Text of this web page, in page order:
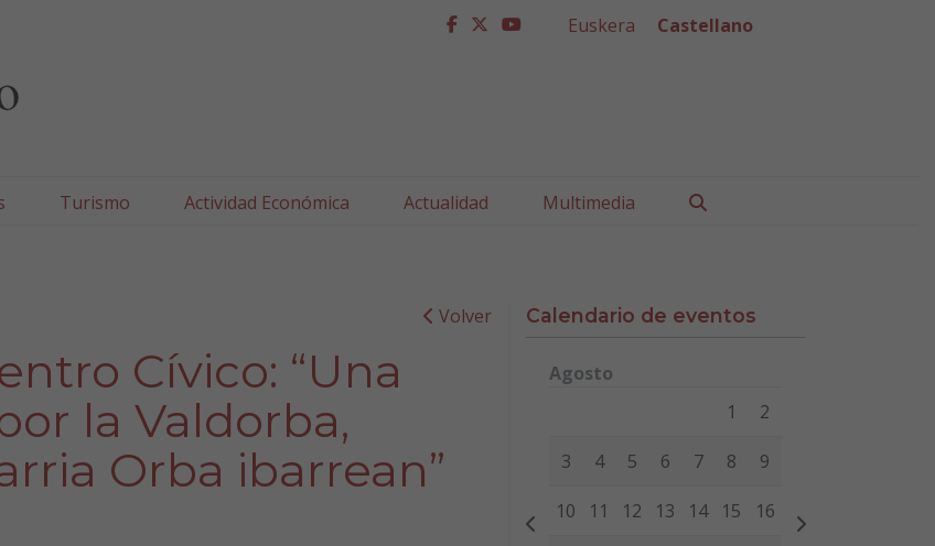
facebook
twitter
youtube
Euskera Castellano
Turismo Actividad Económica Actualidad Multimedia
Volver
Cívico: “Una
la Valdorba,
Orba ibarrean”
Calendario de eventos
Agosto
Miércoles Jueves
1 2
3 4 5 6 7 8 9
10 11 12 13 14 15 16